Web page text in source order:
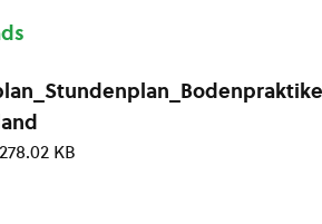
278.02 KB